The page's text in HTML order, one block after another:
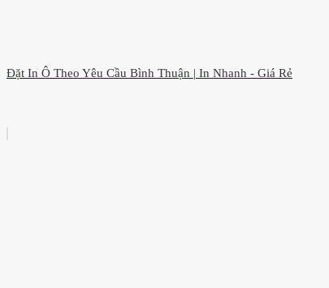
Đặt In Ô Theo Yêu Cầu Bình Thuận | In Nhanh - Giá Rẻ